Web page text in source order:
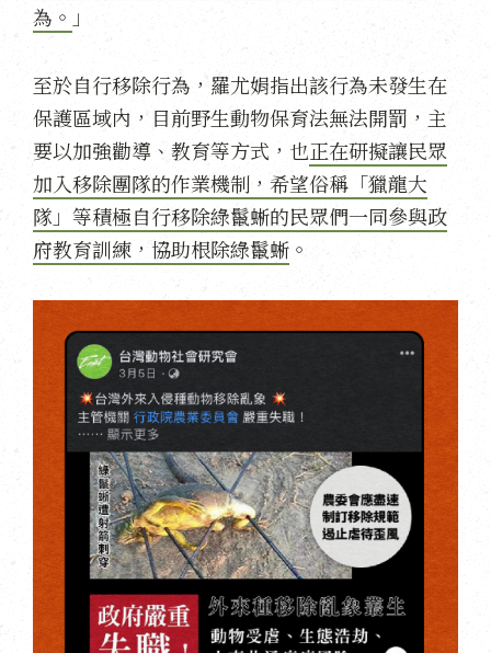
為。 」
至於自行移除行為，羅尤娟指出該行為未發生在
保護區域內，目前野生動物保育法無法開罰，主
要以加強勸導、教育等方式，也正在研擬讓民眾
加入移除團隊的作業機制，希望俗稱「獵龍大
隊」等積極自行移除綠鬣蜥的民眾們一同參與政
府教育訓練，協助根除綠鬣蜥 。